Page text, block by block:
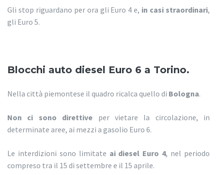
Gli stop riguardano per ora gli Euro 4 e, in casi straordinari,
gli Euro 5.
Blocchi auto diesel Euro 6 a Torino.
Nella città piemontese il quadro ricalca quello di Bologna.
Non ci sono direttive per vietare la circolazione, in
determinate aree, ai mezzi a gasolio Euro 6.
Le interdizioni sono limitate ai diesel Euro 4, nel periodo
compreso tra il 15 di settembre e il 15 aprile.